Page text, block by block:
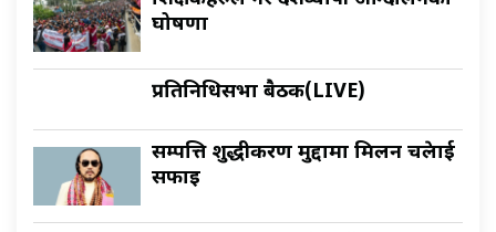
घोषणा
प्रतिनिधिसभा बैठक(LIVE)
सम्पत्ति शुद्धीकरण मुद्दामा मिलन चक्रेलाई
सफाइ